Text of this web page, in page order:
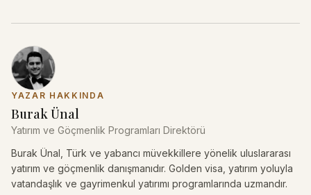
YAZAR HAKKINDA
Burak Ünal
Yatırım ve Göçmenlik Programları Direktörü
Burak Ünal, Türk ve yabancı müvekkillere yönelik uluslararası
yatırım ve göçmenlik danışmanıdır. Golden visa, yatırım yoluyla
vatandaşlık ve gayrimenkul yatırımı programlarında uzmandır.